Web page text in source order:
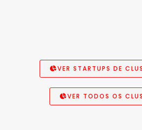
VER STARTUPS DE
VER TODOS OS